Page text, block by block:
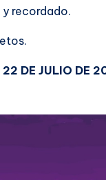
y recordado.
22 DE JULIO DE